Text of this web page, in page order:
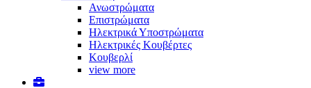
Ανωστρώματα
Επιστρώματα
Ηλεκτρικά Υποστρώματα
Ηλεκτρικές Κουβέρτες
Κουβερλί
view more